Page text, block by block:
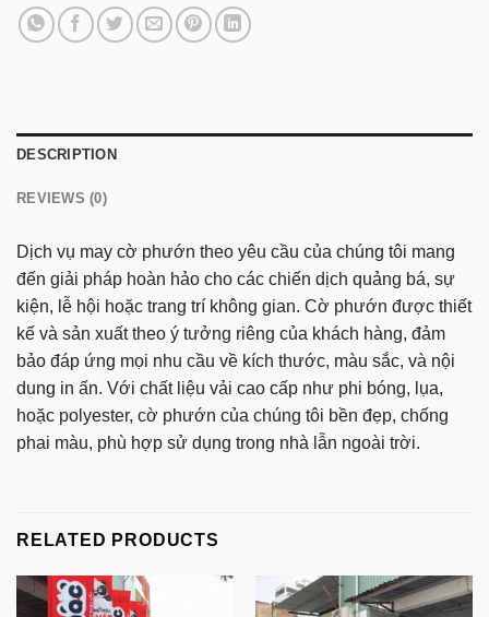
DESCRIPTION
REVIEWS (0)
Dịch vụ may cờ phướn theo yêu cầu của chúng tôi mang
đến giải pháp hoàn hảo cho các chiến dịch quảng bá, sự
kiện, lễ hội hoặc trang trí không gian. Cờ phướn được thiết
kế và sản xuất theo ý tưởng riêng của khách hàng, đảm
bảo đáp ứng mọi nhu cầu về kích thước, màu sắc, và nội
dung in ấn. Với chất liệu vải cao cấp như phi bóng, lụa,
hoặc polyester, cờ phướn của chúng tôi bền đẹp, chống
phai màu, phù hợp sử dụng trong nhà lẫn ngoài trời.
RELATED PRODUCTS